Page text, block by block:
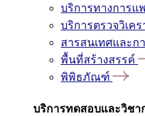
บริการทางการแ
บริการตรวจวิเค
สารสนเทศและก
พื้นที่สร้างสรรค์
พิพิธภัณฑ์
บริการทดสอบและวิชา